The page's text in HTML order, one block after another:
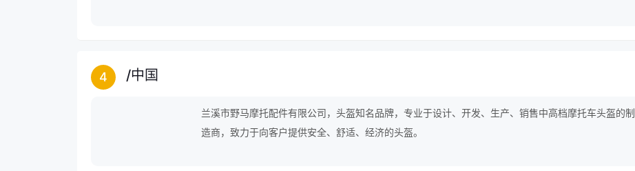
4 /中国
兰溪市野马摩托配件有限公司，头盔知名品牌，专业于设计、开发、生产、销售中高档摩托车头盔的制
造商，致力于向客户提供安全、舒适、经济的头盔。